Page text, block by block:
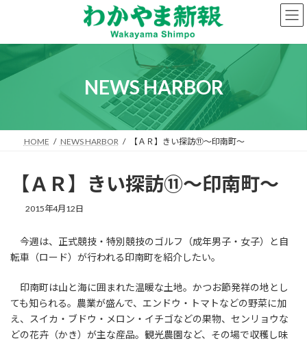
ン
へ
プ
ー
ョ
動
NEWS HARBOR
HOME NEWS HARBOR 【ＡＲ】きい探訪⑪～印南町～
【ＡＲ】きい探訪⑪～印南町～
2015年4月12日
今週は、正式競技・特別競技のゴルフ（成年男子・女子）と自
転車（ロード）が行われる印南町を紹介したい。
印南町は山と海に囲まれた温暖な土地。かつお節発祥の地とし
ても知られる。農業が盛んで、エンドウ・トマトなどの野菜に加
え、スイカ・ブドウ・メロン・イチゴなどの果物、センリョウな
どの花卉（かき）が主な産品。観光農園など、その場で収穫し味